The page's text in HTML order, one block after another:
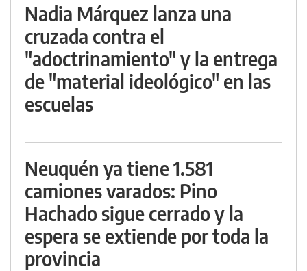
Nadia Márquez lanza una
cruzada contra el
"adoctrinamiento" y la entrega
de "material ideológico" en las
escuelas
Neuquén ya tiene 1.581
camiones varados: Pino
Hachado sigue cerrado y la
espera se extiende por toda la
provincia